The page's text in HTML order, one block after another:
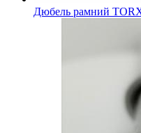
Дюбель рамний